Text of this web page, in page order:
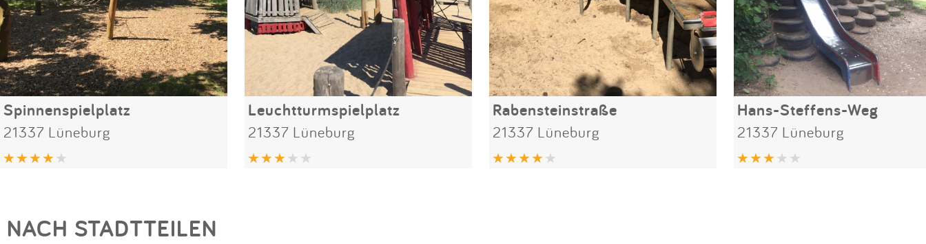
Spinnenspielplatz
21337 Lüneburg
Leuchtturmspielplatz
21337 Lüneburg
Rabensteinstraße
21337 Lüneburg
Hans-Steffens-Weg
21337 Lüneburg
NACH STADTTEILEN